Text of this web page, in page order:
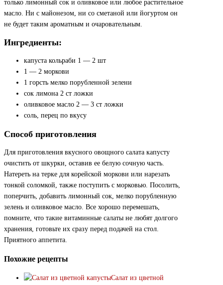
только лимонный сок и оливковое или любое растительное
масло. Ни с майонезом, ни со сметаной или йогуртом он
не будет таким ароматным и очаровательным.
Ингредиенты:
капуста кольраби 1 — 2 шт
1 — 2 моркови
1 горсть мелко порубленной зелени
сок лимона 2 ст ложки
оливковое масло 2 — 3 ст ложки
соль, перец по вкусу
Способ приготовления
Для приготовления вкусного овощного салата капусту
очистить от шкурки, оставив ее белую сочную часть.
Натереть на терке для корейской моркови или нарезать
тонкой соломкой, также поступить с морковью. Посолить,
поперчить, добавить лимонный сок, мелко порубленную
зелень и оливковое масло. Все хорошо перемешать,
помните, что такие витаминные салаты не любят долгого
хранения, готовьте их сразу перед подачей на стол.
Приятного аппетита.
Похожие рецепты
Салат из цветной